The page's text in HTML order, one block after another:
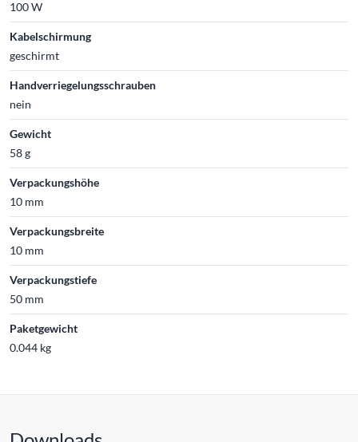
100 W
Kabelschirmung
geschirmt
Handverriegelungsschrauben
nein
Gewicht
58 g
Verpackungshöhe
10 mm
Verpackungsbreite
10 mm
Verpackungstiefe
50 mm
Paketgewicht
0.044 kg